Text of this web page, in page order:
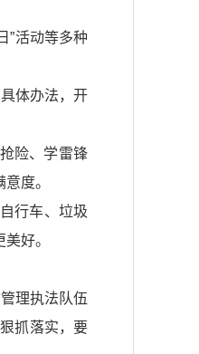
”活动等多种
体办法，开
险、学雷锋
度。
行车、垃圾
好。
理执法队伍
抓落实，要